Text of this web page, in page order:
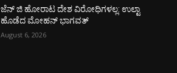
ಜೆನ್ ಜಿ ಹೋರಾಟ ದೇಶ ವಿರೋಧಿಗಳಲ್ಲ: ಉಲ್ಟಾ
ಹೊಡೆದ ಮೋಹನ್ ಭಾಗವತ್
August 6, 2026